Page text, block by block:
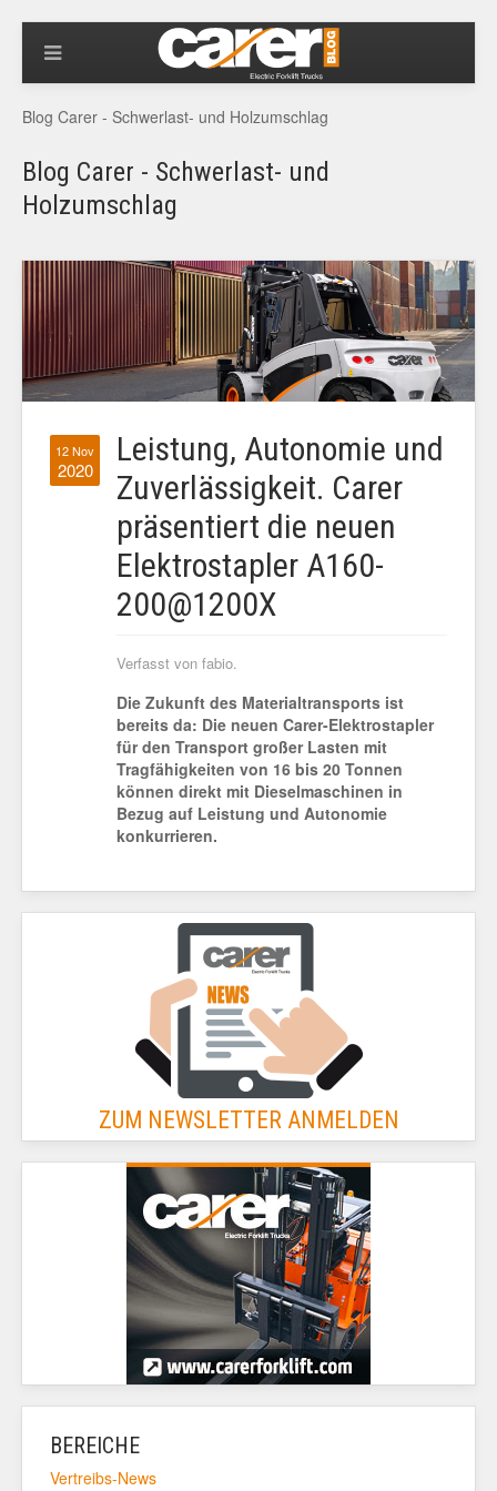
Blog Carer - Schwerlast- und Holzumschlag
Blog Carer - Schwerlast- und
Holzumschlag
12 Nov
2020
Leistung, Autonomie und
Zuverlässigkeit. Carer
präsentiert die neuen
Elektrostapler A160-
200@1200X
Verfasst von fabio.
Die Zukunft des Materialtransports ist
bereits da: Die neuen Carer-Elektrostapler
für den Transport großer Lasten mit
Tragfähigkeiten von 16 bis 20 Tonnen
können direkt mit Dieselmaschinen in
Bezug auf Leistung und Autonomie
konkurrieren.
ZUM NEWSLETTER ANMELDEN
BEREICHE
Vertreibs-News